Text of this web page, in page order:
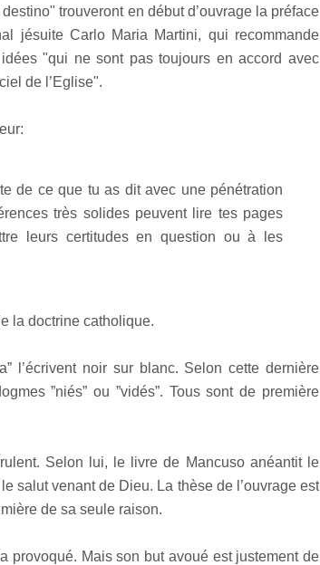
trouveront en début d’ouvrage la préface
jésuite Carlo Maria Martini, qui recommande
"qui ne sont pas toujours en accord avec
de l’Eglise".
de ce que tu as dit avec une pénétration
très solides peuvent lire tes pages
leurs certitudes en question ou à les
la doctrine catholique.
l’écrivent noir sur blanc. Selon cette dernière
”niés” ou ”vidés”. Tous sont de première
Selon lui, le livre de Mancuso anéantit le
salut venant de Dieu. La thèse de l’ouvrage est
de sa seule raison.
provoqué. Mais son but avoué est justement de